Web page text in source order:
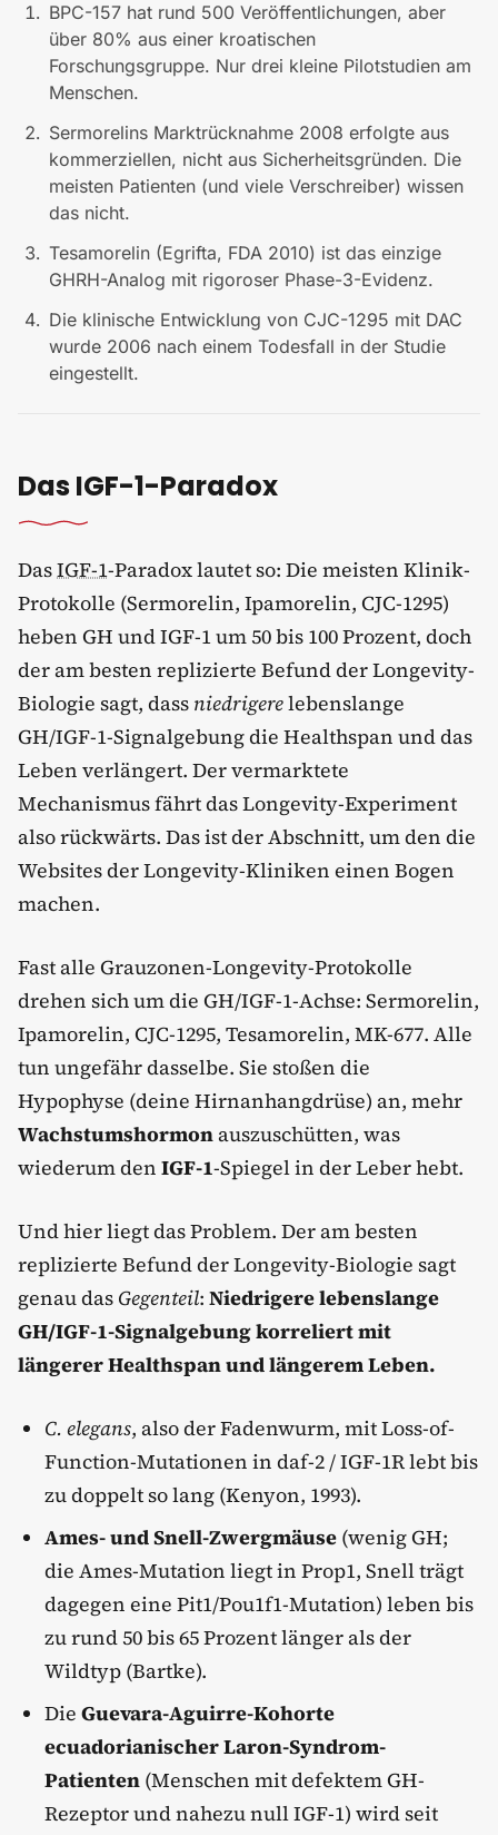
BPC-157 hat rund 500 Veröffentlichungen, aber
über 80% aus einer kroatischen
Forschungsgruppe. Nur drei kleine Pilotstudien am
Menschen.
Sermorelins Marktrücknahme 2008 erfolgte aus
kommerziellen, nicht aus Sicherheitsgründen. Die
meisten Patienten (und viele Verschreiber) wissen
das nicht.
Tesamorelin (Egrifta, FDA 2010) ist das einzige
GHRH-Analog mit rigoroser Phase-3-Evidenz.
Die klinische Entwicklung von CJC-1295 mit DAC
wurde 2006 nach einem Todesfall in der Studie
eingestellt.
Das IGF-1-Paradox
DasIGF-1-Paradox lautet so: Die meisten Klinik-
Protokolle (Sermorelin, Ipamorelin, CJC-1295)
heben GH und IGF-1 um 50 bis 100 Prozent, doch
der am besten replizierte Befund der Longevity-
Biologie sagt, dass niedrigerelebenslange
GH/IGF-1-Signalgebung die Healthspan und das
Leben verlängert. Der vermarktete
Mechanismus fährt das Longevity-Experiment
also rückwärts. Das ist der Abschnitt, um den die
Websites der Longevity-Kliniken einen Bogen
machen.
Fast alle Grauzonen-Longevity-Protokolle
drehen sich um die GH/IGF-1-Achse: Sermorelin,
Ipamorelin, CJC-1295, Tesamorelin, MK-677. Alle
tun ungefähr dasselbe. Sie stoßen die
Hypophyse (deine Hirnanhangdrüse) an, mehr
Wachstumshormon auszuschütten, was
wiederum den IGF-1-Spiegel in der Leber hebt.
Und hier liegt das Problem. Der am besten
replizierte Befund der Longevity-Biologie sagt
genau das Gegenteil: Niedrigere lebenslange
GH/IGF-1-Signalgebung korreliert mit
längerer Healthspan und längerem Leben.
C. elegans, also der Fadenwurm, mit Loss-of-
Function-Mutationen in daf-2 / IGF-1R lebt bis
zu doppelt so lang (Kenyon, 1993).
Ames- und Snell-Zwergmäuse (wenig GH;
die Ames-Mutation liegt in Prop1, Snell trägt
dagegen eine Pit1/Pou1f1-Mutation) leben bis
zu rund 50 bis 65 Prozent länger als der
Wildtyp (Bartke).
Die Guevara-Aguirre-Kohorte
ecuadorianischer Laron-Syndrom-
Patienten (Menschen mit defektem GH-
Rezeptor und nahezu null IGF-1) wird seit